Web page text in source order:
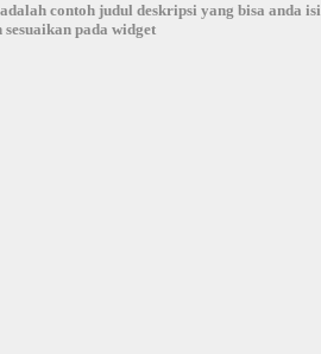
contoh judul deskripsi yang bisa anda isi
sesuaikan pada widget